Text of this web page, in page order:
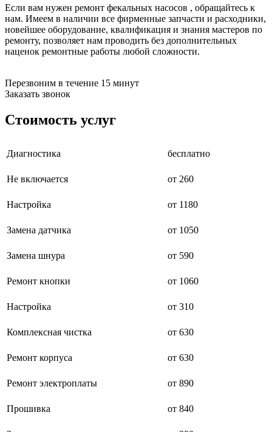
биноклей
блендеров
блинниц
блоков автоматики насосов
блоков диспетчеризации
блоков подключения
блоков управления
брошюраторов
буферных накопителей
бутербродниц
чайников
чебуречниц
чиллеров
датчиков протечки
дегидраторов
депозитных машин
Если вам нужен ремонт фекальных насосов , обращайтесь к
нам. Имеем в наличии все фирменные запчасти и расходники,
новейшее оборудование, квалификация и знания мастеров по
ремонту, позволяет нам проводить без дополнительных
наценок ремонтные работы любой сложности.
Перезвоним в течение 15 минут
Заказать звонок
Стоимость услуг
Диагностика бесплатно
Не включается от 260
Настройка от 1180
Замена датчика от 1050
Замена шнура от 590
Ремонт кнопки от 1060
Настройка от 310
Комплексная чистка от 630
Ремонт корпуса от 630
Ремонт электроплаты от 890
Прошивка от 840